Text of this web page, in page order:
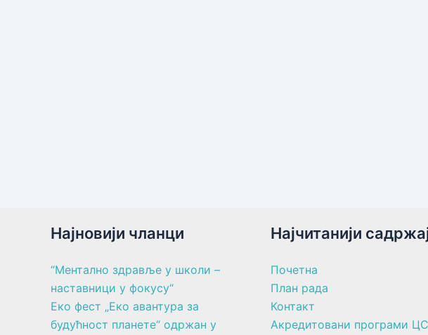
Најновији чланци
“Ментално здравље у школи –
наставници у фокусу“
Еко фест „Еко авантура за
будућност планете“ одржан у
Најчитанији
Почетна
План рада
Контакт
Акредитовани програми